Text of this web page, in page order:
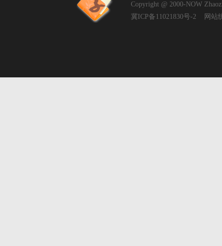
Copyright @ 2000-NOW
冀ICP备11021830号-2
网站